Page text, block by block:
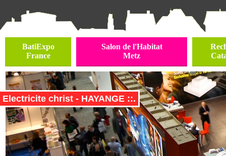
BatiExpo
France
Salon de l'Habitat
Metz
Electricite christ - HAYANGE ::.